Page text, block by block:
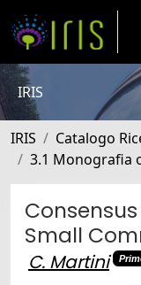
IRIS
IRIS Catalogo
3.1 Monografia
Small
C. Martini